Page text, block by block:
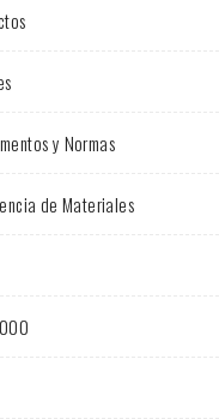
y Normas
de Materiales